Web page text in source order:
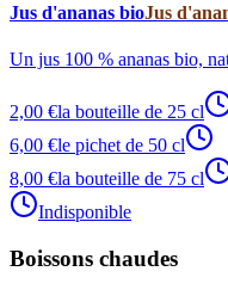
Jus d'ananas bioJus
Un jus 100 % ananas bio,
2,00 €la bouteille de 25 cl
6,00 €le pichet de 50 cl
8,00 €la bouteille de 75 cl
Indisponible
Boissons chaudes